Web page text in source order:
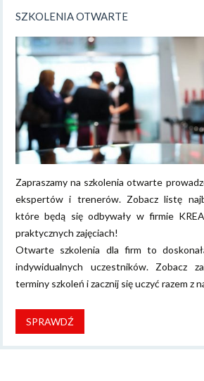
SZKOLENIA OTWARTE
Zapraszamy na szkolenia otwarte
ekspertów i trenerów. Zobacz listę
które będą się odbywały w firmie
praktycznych zajęciach!
Otwarte szkolenia dla firm to
indywidualnych uczestników. Zobacz
terminy szkoleń i zacznij się uczyć razem z
SPRAWDŹ